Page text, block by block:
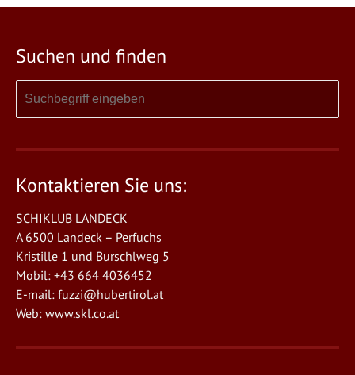
Suchen und finden
Kontaktieren Sie uns:
SCHIKLUB LANDECK
A 6500 Landeck – Perfuchs
Kristille 1 und Burschlweg 5
Mobil: +43 664 4036452
E-mail: fuzzi@hubertirol.at
Web: www.skl.co.at